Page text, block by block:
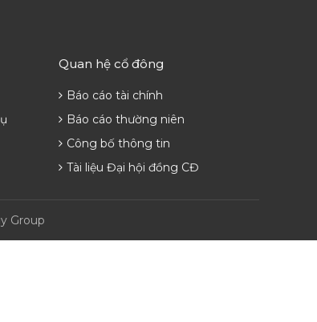
Quan hệ cổ đông
Báo cáo tài chính
Báo cáo thường niên
Công bố thông tin
Tài liệu Đại hội đồng CĐ
Group